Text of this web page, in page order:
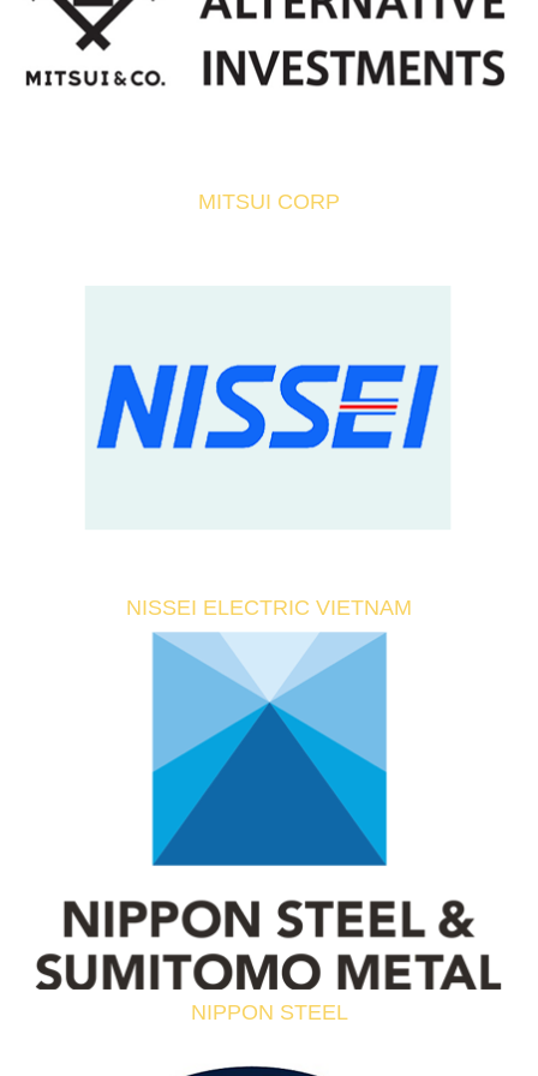
MITSUI CORP
NISSEI ELECTRIC VIETNAM
NIPPON STEEL